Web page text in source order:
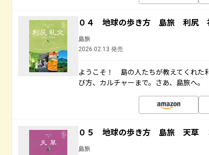
０４ 地球の歩き方 島旅 利尻
島旅
2026.02.13 発売
ようこそ！ 島の人たちが教えてくれた
び方、カルチャーまで。さあ、島旅へ。
０５ 地球の歩き方 島旅 天草
島旅